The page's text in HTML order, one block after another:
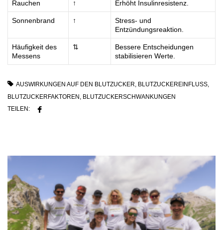
Rauchen ↑ Erhöht Insulinresistenz.
Sonnenbrand ↑
Stress- und
Entzündungsreaktion.
Häufigkeit des
Messens
⇅
Bessere Entscheidungen
stabilisieren Werte.
AUSWIRKUNGEN AUF DEN BLUTZUCKER BLUTZUCKEREINFLUSS
BLUTZUCKERFAKTOREN BLUTZUCKERSCHWANKUNGEN
TEILEN: